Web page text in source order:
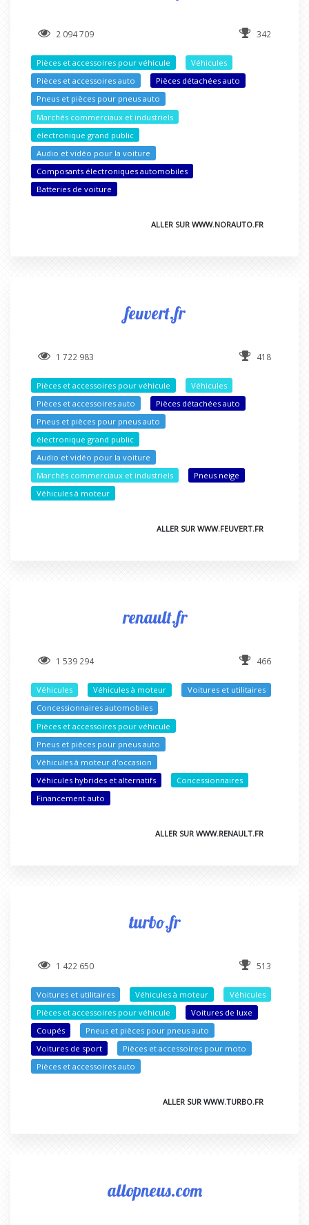
2 094 709 342
Pièces et accessoires pour véhicule
Véhicules
Pièces et accessoires auto
Pièces détachées auto
Pneus et pièces pour pneus auto
Marchés commerciaux et industriels
électronique grand public
Audio et vidéo pour la voiture
Composants électroniques automobiles
Batteries de voiture
ALLER SUR WWW.NORAUTO.FR
feuvert.fr
1 722 983 418
Pièces et accessoires pour véhicule
Véhicules
Pièces et accessoires auto
Pièces détachées auto
Pneus et pièces pour pneus auto
électronique grand public
Audio et vidéo pour la voiture
Marchés commerciaux et industriels
Pneus neige
Véhicules à moteur
ALLER SUR WWW.FEUVERT.FR
renault.fr
1 539 294 466
Véhicules Véhicules à moteur
Voitures et utilitaires
Concessionnaires automobiles
Pièces et accessoires pour véhicule
Pneus et pièces pour pneus auto
Véhicules à moteur d'occasion
Véhicules hybrides et alternatifs
Concessionnaires
Financement auto
ALLER SUR WWW.RENAULT.FR
turbo.fr
1 422 650 513
Voitures et utilitaires Véhicules à moteur
Véhicules
Pièces et accessoires pour véhicule
Voitures de luxe
Coupés
Pneus et pièces pour pneus auto
Voitures de sport
Pièces et accessoires pour moto
Pièces et accessoires auto
ALLER SUR WWW.TURBO.FR
allopneus.com